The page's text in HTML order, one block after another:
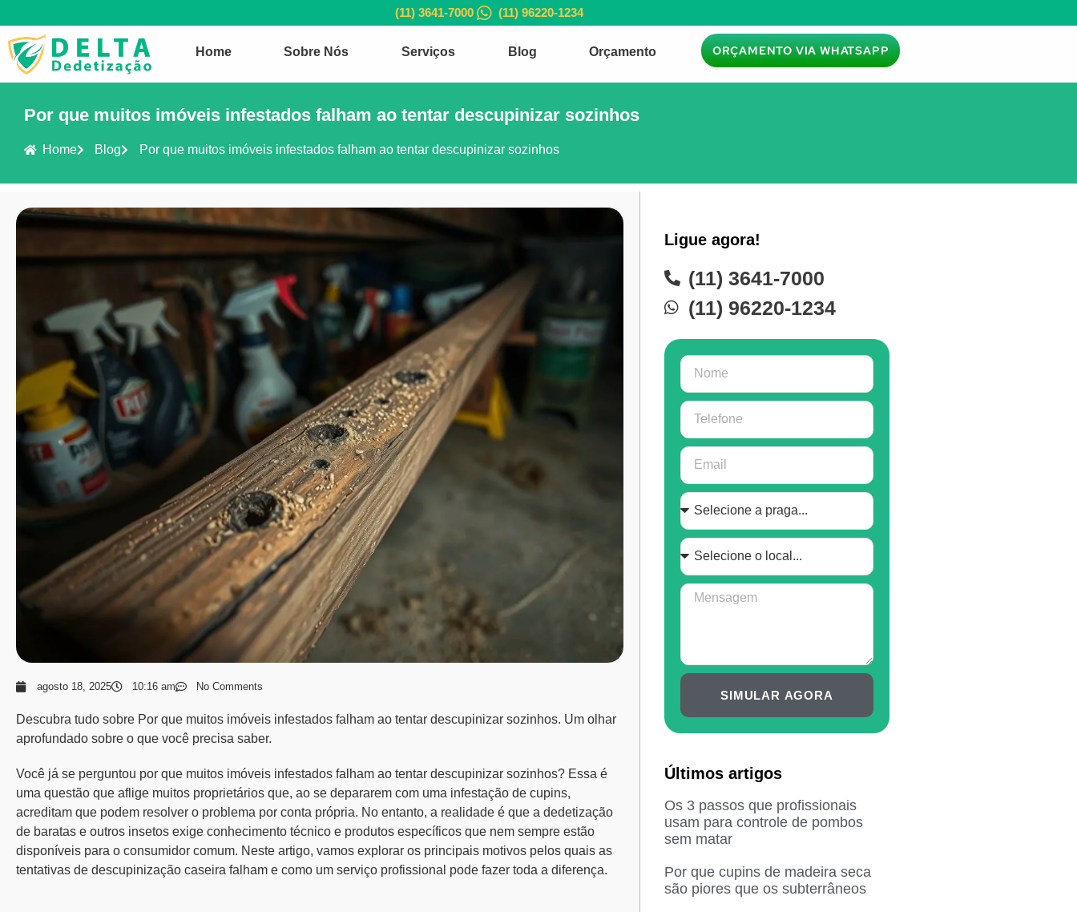
(11) 3641-7000 (11) 96220-1234
Home Sobre Nós Serviços Blog Orçamento ORÇAMENTO VIA WHATSAPP
Por que muitos imóveis infestados falham ao tentar descupinizar sozinhos
Home Blog Por que muitos imóveis infestados falham ao tentar descupinizar sozinhos
agosto 18, 2025 10:16 am No Comments
Descubra tudo sobre Por que muitos imóveis infestados falham ao tentar descupinizar sozinhos. Um olhar
aprofundado sobre o que você precisa saber.
Você já se perguntou por que muitos imóveis infestados falham ao tentar descupinizar sozinhos? Essa é
uma questão que aflige muitos proprietários que, ao se depararem com uma infestação de cupins,
acreditam que podem resolver o problema por conta própria. No entanto, a realidade é que a dedetização
de baratas e outros insetos exige conhecimento técnico e produtos específicos que nem sempre estão
disponíveis para o consumidor comum. Neste artigo, vamos explorar os principais motivos pelos quais as
tentativas de descupinização caseira falham e como um serviço profissional pode fazer toda a diferença.
Ligue agora!
(11) 3641-7000
(11) 96220-1234
SIMULAR AGORA
Últimos artigos
Os 3 passos que profissionais
usam para controle de pombos
sem matar
Por que cupins de madeira seca
são piores que os subterrâneos